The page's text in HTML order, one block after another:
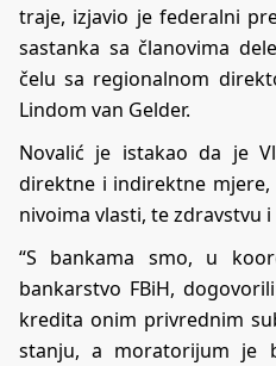
traje, izjavio je federalni
sastanka sa članovima
čelu sa regionalnom
Lindom van Gelder.
Novalić je istakao da je
direktne i indirektne
nivoima vlasti, te zdravstvu
“S bankama smo, u
bankarstvo FBiH,
kredita onim privrednim
stanju, a moratorijum je